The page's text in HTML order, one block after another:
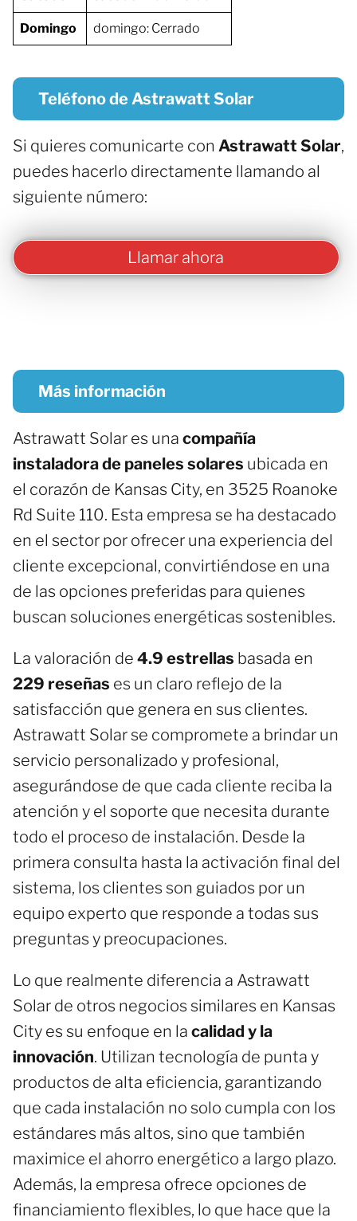
Domingo domingo: Cerrado
Teléfono de Astrawatt Solar
Si quieres comunicarte con Astrawatt Solar,
puedes hacerlo directamente llamando al
siguiente número:
Llamar ahora
Más información
Astrawatt Solar es una compañía
instaladora de paneles solares ubicada en
el corazón de Kansas City, en 3525 Roanoke
Rd Suite 110. Esta empresa se ha destacado
en el sector por ofrecer una experiencia del
cliente excepcional, convirtiéndose en una
de las opciones preferidas para quienes
buscan soluciones energéticas sostenibles.
La valoración de 4.9 estrellas basada en
229 reseñas es un claro reflejo de la
satisfacción que genera en sus clientes.
Astrawatt Solar se compromete a brindar un
servicio personalizado y profesional,
asegurándose de que cada cliente reciba la
atención y el soporte que necesita durante
todo el proceso de instalación. Desde la
primera consulta hasta la activación final del
sistema, los clientes son guiados por un
equipo experto que responde a todas sus
preguntas y preocupaciones.
Lo que realmente diferencia a Astrawatt
Solar de otros negocios similares en Kansas
City es su enfoque en la calidad y la
innovación. Utilizan tecnología de punta y
productos de alta eficiencia, garantizando
que cada instalación no solo cumpla con los
estándares más altos, sino que también
maximice el ahorro energético a largo plazo.
Además, la empresa ofrece opciones de
financiamiento flexibles, lo que hace que la